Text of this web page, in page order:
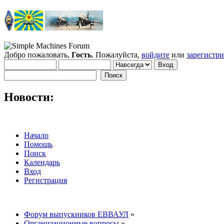
Добро пожаловать, Гость. Пожалуйста, войдите или
Новости:
Начало
Помощь
Поиск
Календарь
Вход
Регистрация
Форум выпускников ЕВВАУЛ »